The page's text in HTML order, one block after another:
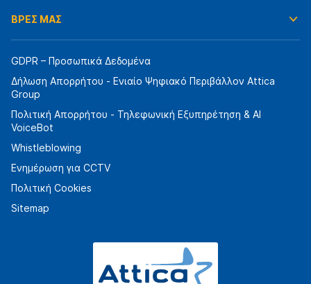
ΒΡΕΣ ΜΑΣ
GDPR – Προσωπικά Δεδομένα
Δήλωση Απορρήτου - Ενιαίο Ψηφιακό Περιβάλλον Attica
Group
Πολιτική Απορρήτου - Τηλεφωνική Εξυπηρέτηση & AI
VoiceBot
Whistleblowing
Ενημέρωση για CCTV
Πολιτική Cookies
Sitemap